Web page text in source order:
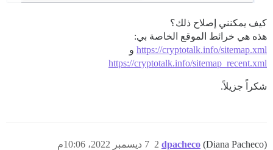
كيف يمكنني إصلاح ذلك؟
هذه هي خرائط الموقع الخاصة بي:
https://cryptotalk.info/sitemap.xml و
https://cryptotalk.info/sitemap_recent.xml
شكراً جزيلاً.
dpacheco (Diana Pacheco) 7 ديسمبر 2022، 10:06م 2